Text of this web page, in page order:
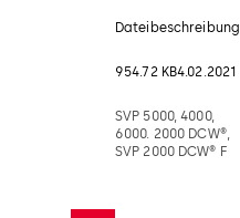
Dateibeschreibung
954.72 KB4.02.2021
SVP 5000, 4000,
6000. 2000 DCW®,
SVP 2000 DCW® F